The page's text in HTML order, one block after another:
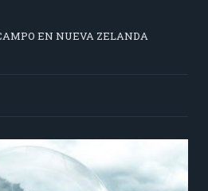
EN NUEVA ZELANDA